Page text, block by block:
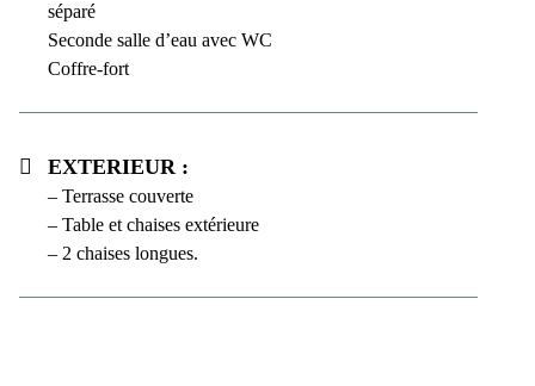
séparé
Seconde salle d’eau avec WC
Coffre-fort
Exterieur :
– Terrasse couverte
– Table et chaises extérieure
– 2 chaises longues.